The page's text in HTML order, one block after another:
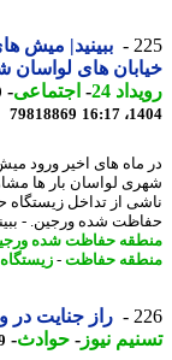
ببینید| میش
های لواسان شدند
24
-اجتماعی-
79818869
های اخیر ورود میش و
لواسان بار ها
از تداخل زیستگاه
شده ورجین. - ببینید
حفاظت شده ورجین -
حفاظت-زیستگاه-
راز جنایت در
نیوز-حوادث -9 ماه پیش - شنبه 17 آبان 1404، 16:15